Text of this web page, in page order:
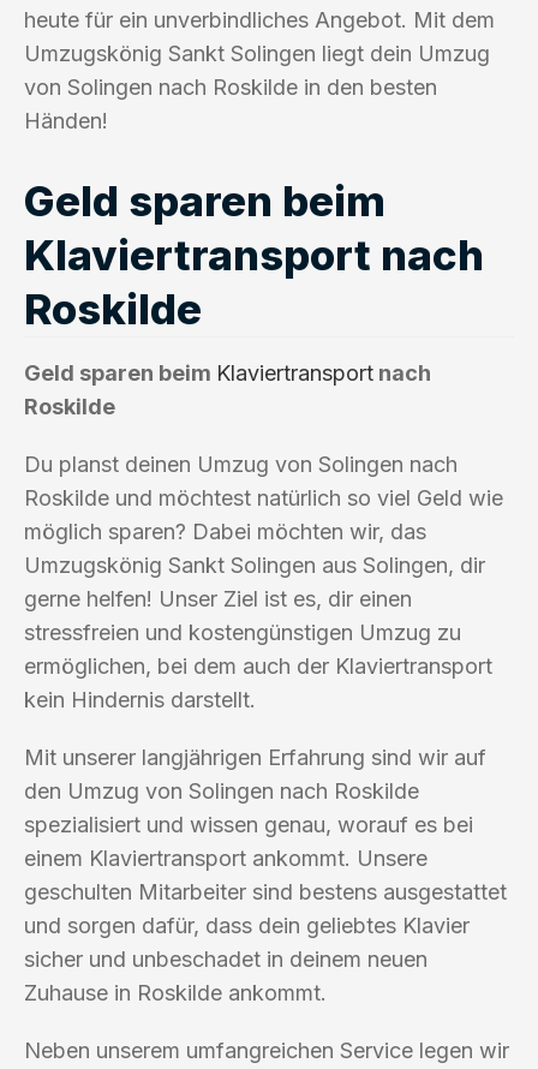
heute für ein unverbindliches Angebot. Mit dem
Umzugskönig Sankt Solingen liegt dein Umzug
von Solingen nach Roskilde in den besten
Händen!
Geld sparen beim
Klaviertransport nach
Roskilde
Geld sparen beim Klaviertransport nach
Roskilde
Du planst deinen Umzug von Solingen nach
Roskilde und möchtest natürlich so viel Geld wie
möglich sparen? Dabei möchten wir, das
Umzugskönig Sankt Solingen aus Solingen, dir
gerne helfen! Unser Ziel ist es, dir einen
stressfreien und kostengünstigen Umzug zu
ermöglichen, bei dem auch der Klaviertransport
kein Hindernis darstellt.
Mit unserer langjährigen Erfahrung sind wir auf
den Umzug von Solingen nach Roskilde
spezialisiert und wissen genau, worauf es bei
einem Klaviertransport ankommt. Unsere
geschulten Mitarbeiter sind bestens ausgestattet
und sorgen dafür, dass dein geliebtes Klavier
sicher und unbeschadet in deinem neuen
Zuhause in Roskilde ankommt.
Neben unserem umfangreichen Service legen wir